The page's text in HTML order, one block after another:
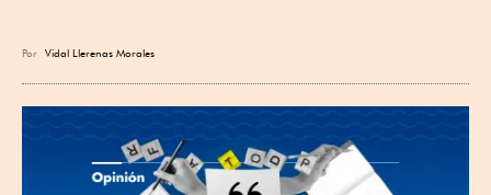
Por Vidal Llerenas Morales